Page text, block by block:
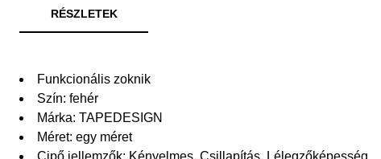
RÉSZLETEK
Funkcionális zoknik
Szín: fehér
Márka: TAPEDESIGN
Méret: egy méret
Cipő jellemzők: Kényelmes, Csillapítás, Lélegzőképesség